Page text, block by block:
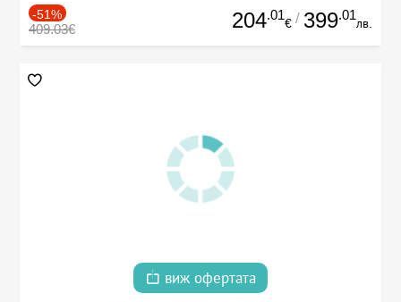
-51%
409.03€ 204.01
€ / 399.01
лв.
виж офертата